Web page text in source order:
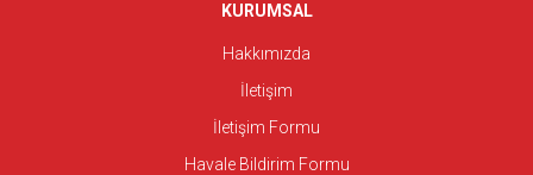
KURUMSAL
Hakkımızda
İletişim
İletişim Formu
Havale Bildirim Formu